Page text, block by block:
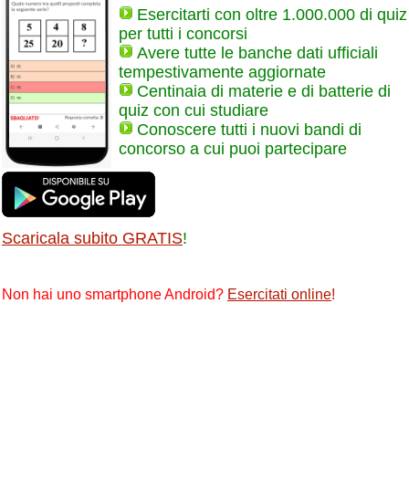
Esercitarti con oltre 1.000.000 di quiz
per tutti i concorsi
Avere tutte le banche dati ufficiali
tempestivamente aggiornate
Centinaia di materie e di batterie di
quiz con cui studiare
Conoscere tutti i nuovi bandi di
concorso a cui puoi partecipare
Scaricala subito GRATIS!
Non hai uno smartphone Android? Esercitati online!